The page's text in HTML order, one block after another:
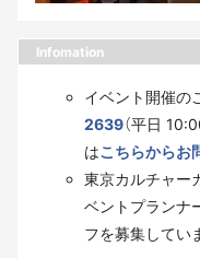
Infomation
イベント開催の
2639（平日
はこちらからお
東京カルチャー
ベントプランナ
フを募集してい